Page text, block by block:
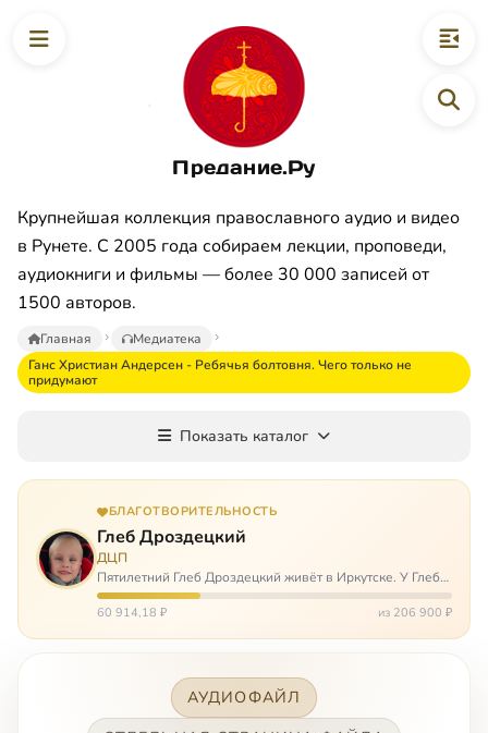
Предание.Ру
Крупнейшая коллекция православного аудио и видео
в Рунете. С 2005 года собираем лекции, проповеди,
аудиокниги и фильмы — более 30 000 записей от
1500 авторов.
Главная
Медиатека
Ганс Христиан Андерсен - Ребячья болтовня. Чего только не
придумают
Показать каталог
БЛАГОТВОРИТЕЛЬНОСТЬ
Глеб Дроздецкий
ДЦП
Пятилетний Глеб Дроздецкий живёт в Иркутске. У Глеба
ДЦП из-за перенесённого в младенчестве менингита,
но его положение осложняется эпилепсией, с которой
60 914,18 ₽ из 206 900 ₽
АУДИОФАЙЛ